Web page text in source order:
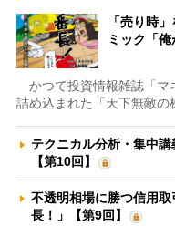
「売り時
ミック「俺
かつて投資情報雑誌「マ
詰め込まれた「天下無敵
テクニカル分析・集中
【第10回】
不透明相場に勝つ信用
長！」【第9回】